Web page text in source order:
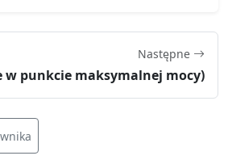
Następne
w punkcie maksymalnej mocy)